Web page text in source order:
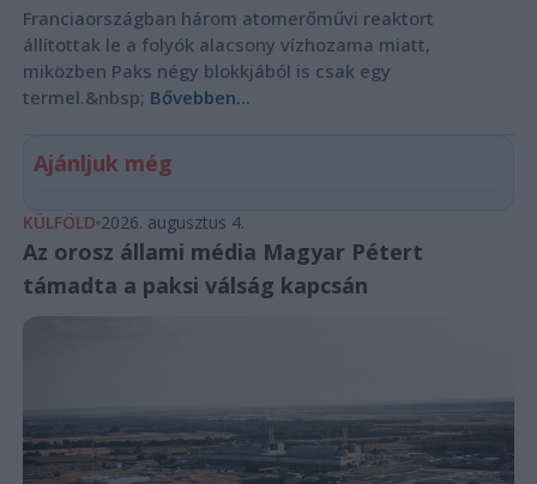
Franciaországban három atomerőművi reaktort
állítottak le a folyók alacsony vízhozama miatt,
miközben Paks négy blokkjából is csak egy
termel.&nbsp; Bővebben...
Ajánljuk még
KÜLFÖLD 2026. augusztus 4.
Az orosz állami média Magyar Pétert
támadta a paksi válság kapcsán